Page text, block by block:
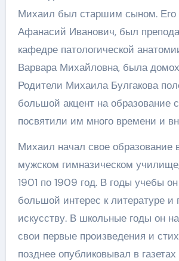
Михаил был старшим сыном. Его
Афанасий Иванович, был
кафедре патологической
Варвара Михайловна, была
Родители Михаила Булгакова
большой акцент на образование
посвятили им много времени и
Михаил начал свое образование
мужском гимназическом
1901 по 1909 год. В годы учебы
большой интерес к литературе и
искусству. В школьные годы он
свои первые произведения и
позднее опубликовывал в